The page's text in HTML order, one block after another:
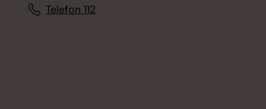
Telefon 112